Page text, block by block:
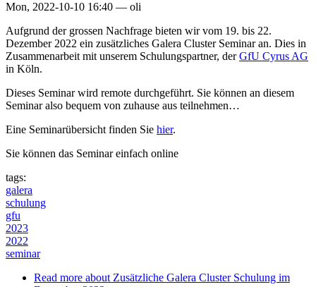
Mon, 2022-10-10 16:40 — oli
Aufgrund der grossen Nachfrage bieten wir vom 19. bis 22.
Dezember 2022 ein zusätzliches Galera Cluster Seminar an. Dies in
Zusammenarbeit mit unserem Schulungspartner, derGfU Cyrus AG
in Köln.
Dieses Seminar wird remote durchgeführt. Sie können an diesem
Seminar also bequem von zuhause aus teilnehmen…
Eine Seminarübersicht finden Sie hier.
Sie können das Seminar einfach online
tags:
galera
schulung
gfu
2023
2022
seminar
Read more about Zusätzliche Galera Cluster Schulung im